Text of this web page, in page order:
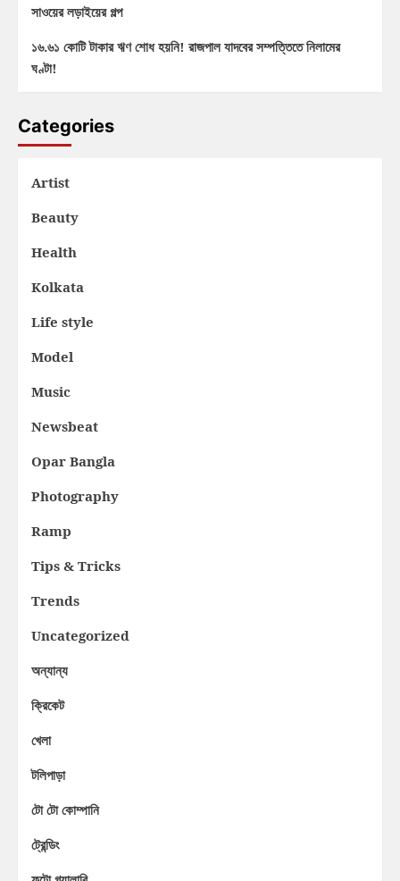
সাওয়ের লড়াইয়ের গল্প
১৬.৬১ কোটি টাকার ঋণ শোধ হয়নি! রাজপাল যাদবের সম্পত্তিতে নিলামের
ঘণ্টা!
Categories
Artist
Beauty
Health
Kolkata
Life style
Model
Music
Newsbeat
Opar Bangla
Photography
Ramp
Tips & Tricks
Trends
Uncategorized
অন্যান্য
ক্রিকেট
খেলা
টলিপাড়া
টো টো কোম্পানি
ট্রেন্ডিং